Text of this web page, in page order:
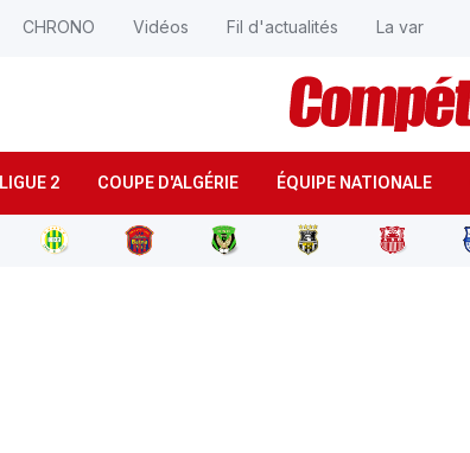
LIGUE 2 COUPE D'ALGÉRIE ÉQUIPE NATIONALE
CHRONO Vidéos Fil d'actualités La var